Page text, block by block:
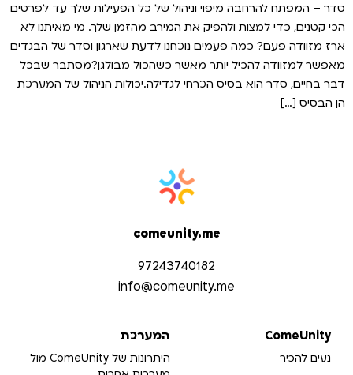
סדר – המפתח להרחבה מיפוי וניהול של כל הפעילות שלך עד לפרטים
הכי קטנים, כדי למצות ולהפיק את המירב מהזמן שלך. מי מאיתנו לא
ארז מזוודה פעם? כמה פעמים נוכחנו לדעת שארגון וסדר של הבגדים
מאפשר למזוודה להכיל יותר מאשר כשהכול מבולגן?מסתבר שבכל
דבר בחיים, סדר הוא בסיס הכרחי לגדילה.יכולות הניהול של המערכת
הן הבסיס […]
comeunity.me
97243740182
info@comeunity.me​
ComeUnity
נעים להכיר
המערכת
היתרונות של ComeUnity מול